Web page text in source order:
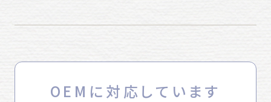
OEMに対応しています